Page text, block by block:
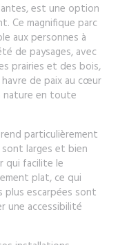
est une option
Ce magnifique parc
aux personnes à
de paysages, avec
prairies et des bois,
de paix au cœur
nature en toute
particulièrement
larges et bien
qui facilite le
plat, ce qui
plus escarpées sont
une accessibilité